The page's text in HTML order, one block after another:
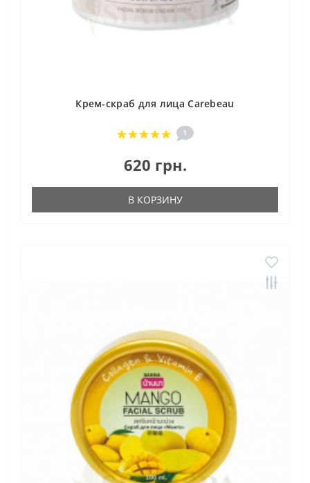
Крем-скраб для лица Carebeau
1
620 грн.
В КОРЗИНУ